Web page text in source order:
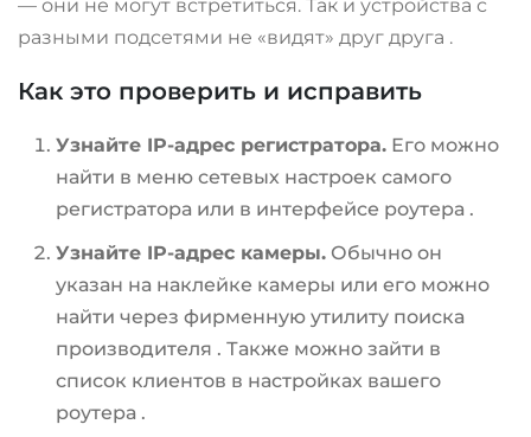
— они не могут встретиться. Так и устройства с
разными подсетями не «видят» друг друга .
Как это проверить и исправить
Узнайте IP-адрес регистратора. Его можно
найти в меню сетевых настроек самого
регистратора или в интерфейсе роутера .
Узнайте IP-адрес камеры. Обычно он
указан на наклейке камеры или его можно
найти через фирменную утилиту поиска
производителя . Также можно зайти в
список клиентов в настройках вашего
роутера .